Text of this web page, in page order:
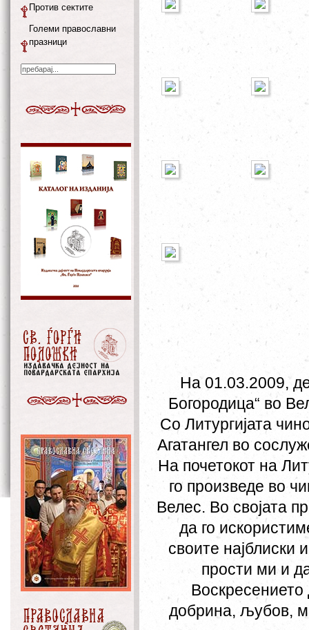
На 01.03.2009,
Богородица“ во
Со Литургијата
Агатангел во
На почетокот на
го произведе во
Велес. Во својата
да го
своите најблиски
прости ми и
добрина, љубов,
Против сектите
Големи православни
празници